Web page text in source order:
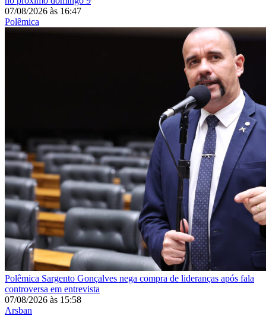
07/08/2026 às 16:47
Polêmica
Polêmica Sargento Gonçalves nega compra de lideranças após fala
controversa em entrevista
07/08/2026 às 15:58
Arsban